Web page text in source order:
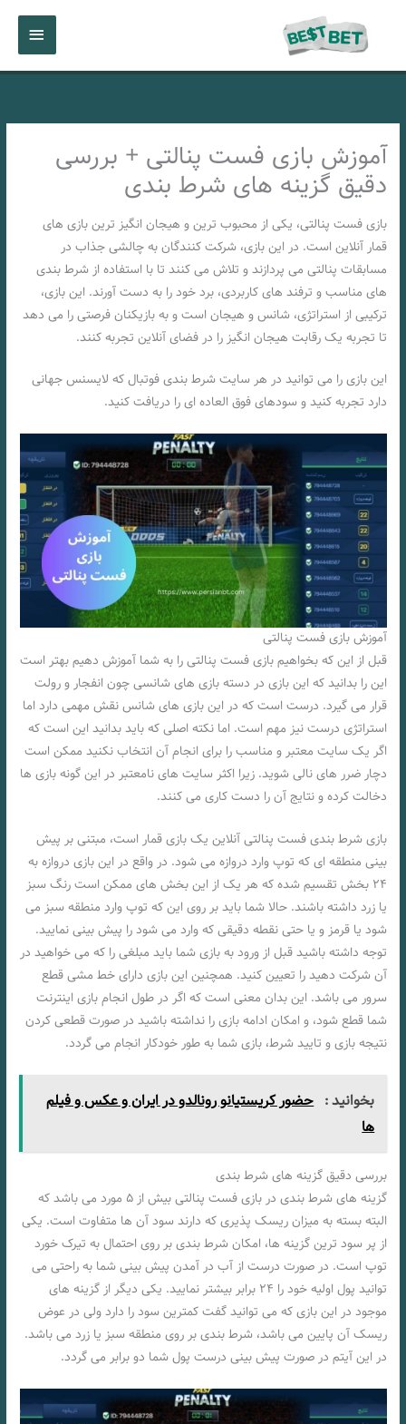
اصلی
آموزش بازی فست پنالتی + بررسی
دقیق گزینه های شرط بندی
بازی فست پنالتی، یکی از محبوب‌ ترین و هیجان‌ انگیز ترین بازی‌ های
قمار آنلاین است. در این بازی، شرکت کنندگان به چالشی جذاب در
مسابقات پنالتی می‌ پردازند و تلاش می‌ کنند تا با استفاده از شرط بندی‌
های مناسب و ترفند های کاربردی، برد خود را به دست آورند. این بازی،
ترکیبی از استراتژی، شانس و هیجان است و به بازیکنان فرصتی را می‌ دهد
تا تجربه‌ یک رقابت هیجان‌ انگیز را در فضای آنلاین تجربه کنند.
این بازی را می توانید در هر سایت شرط بندی فوتبال که لایسنس جهانی
دارد تجربه کنید و سودهای فوق العاده ای را دریافت کنید.
آموزش بازی فست پنالتی
قبل از این که بخواهیم بازی فست پنالتی را به شما آموزش دهیم بهتر است
این را بدانید که این بازی در دسته بازی های شانسی چون انفجار و رولت
قرار می گیرد. درست است که در این بازی های شانس نقش مهمی دارد اما
استراتژی درست نیز مهم است. اما نکته اصلی که باید بدانید این است که
اگر یک سایت معتبر و مناسب را برای انجام آن انتخاب نکنید ممکن است
دچار ضرر های نالی شوید. زیرا اکثر سایت های نامعتبر در این گونه بازی ها
دخالت کرده و نتایج آن را دست کاری می کنند.
بازی شرط بندی فست پنالتی آنلاین یک بازی قمار است، مبتنی بر پیش
بینی منطقه ای که توپ وارد دروازه می شود. در واقع در این بازی دروازه به
۲۴ بخش تقسیم شده که هر یک از این بخش های ممکن است رنگ سبز
یا زرد داشته باشند. حالا شما باید بر روی این که توپ وارد منطقه سبز می
شود یا قرمز و یا حتی نقطه دقیقی که وارد می شود را پیش بینی نمایید.
توجه داشته باشید قبل از ورود به بازی شما باید مبلغی را که می خواهید در
آن شرکت دهید را تعیین کنید. همچنین این بازی دارای خط مشی قطع
سرور می باشد. این بدان معنی است که اگر در طول انجام بازی اینترنت
شما قطع شود، و امکان ادامه بازی را نداشته باشید در صورت قطعی کردن
نتیجه بازی و تایید شرط، بازی شما به طور خودکار انجام می گردد.
بخوانید : حضور کریستیانو رونالدو در ایران و عکس و فیلم
ها
بررسی دقیق گزینه های شرط بندی
گزینه های شرط بندی در بازی فست پنالتی بیش از ۵ مورد می باشد که
البته بسته به میزان ریسک پذیری که دارند سود آن ها متفاوت است. یکی
از پر سود ترین گزینه ها، امکان شرط بندی بر روی احتمال به تیرک خورد
توپ است. در صورت درست از آب در آمدن پیش بینی شما به راحتی می
توانید پول اولیه خود را ۲۴ برابر بیشتر نمایید. یکی دیگر از گزینه های
موجود در این بازی که می توانید گفت کمترین سود را دارد ولی در عوض
ریسک آن پایین می باشد، شرط بندی بر روی منطقه سبز یا زرد می باشد.
در این آیتم در صورت پیش بینی درست پول شما دو برابر می گردد.